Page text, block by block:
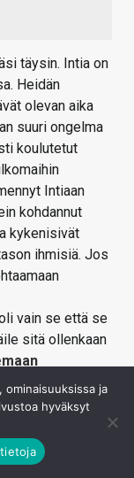
täysin. Intia on
Heidän
olevan aika
suuri ongelma
koulutetut
Intiaan
kohdannut
kykenisivät
ihmisiä. Jos
vain se että se
sitä ollenkaan
kokemusta.
kykenemään
ja
hyväksyt